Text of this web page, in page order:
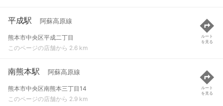
平成駅 阿蘇高原線
熊本市中央区平成二丁目
このページの店舗から 2.6 km
ルート
を見る
南熊本駅 阿蘇高原線
熊本市中央区南熊本三丁目14
このページの店舗から 2.9 km
ルート
を見る